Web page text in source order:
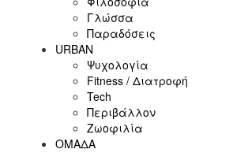
Γλώσσα
Παραδόσεις
URBAN
Ψυχολογία
Fitness / Διατροφή
Tech
Περιβάλλον
Ζωοφιλία
ΟΜΑΔΑ